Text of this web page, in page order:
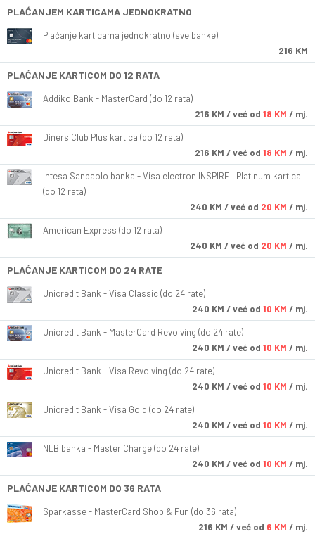
PLAĆANJEM KARTICAMA JEDNOKRATNO
Plaćanje karticama jednokratno (sve banke)
216 KM
PLAĆANJE KARTICOM DO 12 RATA
Addiko Bank - MasterCard (do 12 rata)
216 KM / već od 18 KM / mj.
Diners Club Plus kartica (do 12 rata)
216 KM / već od 18 KM / mj.
Intesa Sanpaolo banka - Visa electron INSPIRE i Platinum kartica
(do 12 rata)
240 KM / već od 20 KM / mj.
American Express (do 12 rata)
240 KM / već od 20 KM / mj.
PLAĆANJE KARTICOM DO 24 RATE
Unicredit Bank - Visa Classic (do 24 rate)
240 KM / već od 10 KM / mj.
Unicredit Bank - MasterCard Revolving (do 24 rate)
240 KM / već od 10 KM / mj.
Unicredit Bank - Visa Revolving (do 24 rate)
240 KM / već od 10 KM / mj.
Unicredit Bank - Visa Gold (do 24 rate)
240 KM / već od 10 KM / mj.
NLB banka - Master Charge (do 24 rate)
240 KM / već od 10 KM / mj.
PLAĆANJE KARTICOM DO 36 RATA
Sparkasse - MasterCard Shop & Fun (do 36 rata)
216 KM / već od 6 KM / mj.